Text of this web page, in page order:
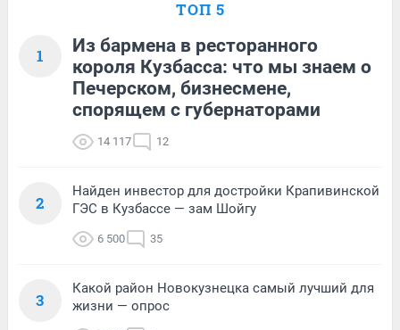
ТОП 5
1
Из бармена в ресторанного
короля Кузбасса: что мы знаем о
Печерском, бизнесмене,
спорящем с губернаторами
14 117 12
2
Найден инвестор для достройки Крапивинской
ГЭС в Кузбассе — зам Шойгу
6 500 35
3
Какой район Новокузнецка самый лучший для
жизни — опрос